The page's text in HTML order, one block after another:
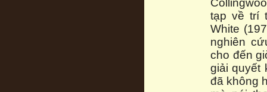
tạp về trí
White
nghiên
cho đến
giải quyết
đã không